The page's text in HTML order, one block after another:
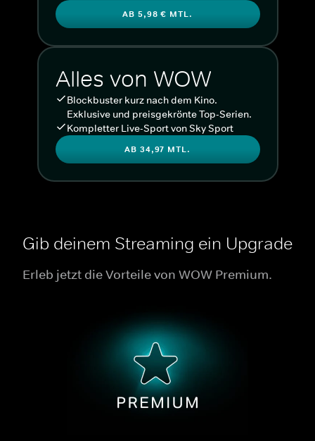
AB 5,98 € MTL.
Alles von WOW
Blockbuster kurz nach dem Kino.
Exklusive und preisgekrönte Top-Serien.
Kompletter Live-Sport von Sky Sport
AB 34,97 MTL.
Gib deinem Streaming ein Upgrade
Erleb jetzt die Vorteile von WOW Premium.